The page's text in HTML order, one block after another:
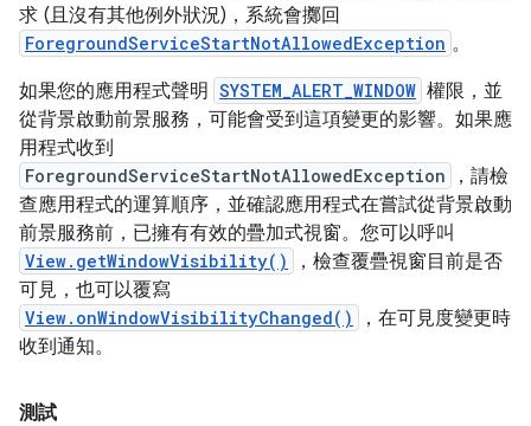
求 (且沒有其他例外狀況)，系統會擲回
ForegroundServiceStartNotAllowedException 。
如果您的應用程式聲明 SYSTEM_ALERT_WINDOW 權限，並
從背景啟動前景服務，可能會受到這項變更的影響。如果應
用程式收到
ForegroundServiceStartNotAllowedException
，請檢
查應用程式的運算順序，並確認應用程式在嘗試從背景啟動
前景服務前，已擁有有效的疊加式視窗。您可以呼叫
View.getWindowVisibility()
，檢查覆疊視窗目前是否
可見，也可以覆寫
View.onWindowVisibilityChanged()
，在可見度變更時
收到通知。
測試